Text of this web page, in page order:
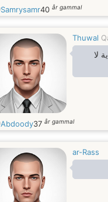
Samrysamr40 år gammal
Thuwal
لا
Abdoody37 år gammal
ar-Rass